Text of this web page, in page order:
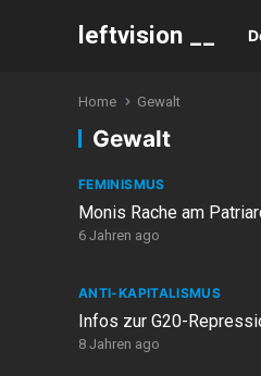
leftvision __
Home Gewalt
Gewalt
FEMINISMUS
Monis Rache am
6 Jahren ago
ANTI-KAPITALISMUS
Infos zur G20-
8 Jahren ago